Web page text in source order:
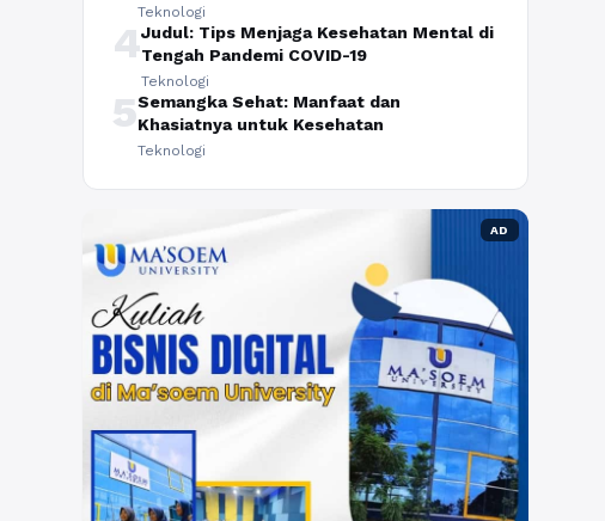
Teknologi
4Judul: Tips Menjaga Kesehatan Mental di
Tengah Pandemi COVID-19
Teknologi
5Semangka Sehat: Manfaat dan
Khasiatnya untuk Kesehatan
Teknologi
AD